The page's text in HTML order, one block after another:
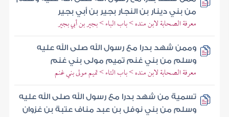
من بني دينار بن النجار بجير بن أبي بجير
معرفة الصحابة لابن منده > باب الباء > بجير بن أبي بجير
وممن شهد بدرا مع رسول الله صلى الله عليه
وسلم من بني غنم تميم مولى بني غنم
معرفة الصحابة لابن منده > باب التاء > تميم مولى بني غنم
تسمية من شهد بدرا مع رسول الله صلى الله عليه
وسلم من بني نوفل بن عبد مناف عتبة بن غزوان